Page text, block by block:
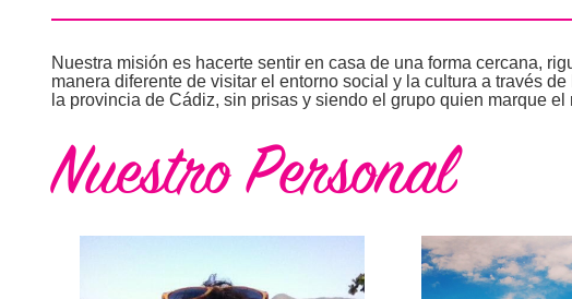
Nuestra misión es hacerte sentir en casa de una forma cercana,
manera diferente de visitar el entorno social y la cultura a través
la provincia de Cádiz, sin prisas y siendo el grupo quien marque el
Nuestro Personal